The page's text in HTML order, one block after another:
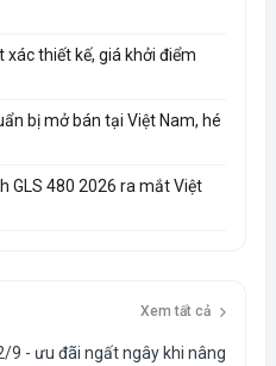
xác thiết kế, giá khởi điểm
bị mở bán tại Việt Nam, hé
GLS 480 2026 ra mắt Việt
Xem tất cả